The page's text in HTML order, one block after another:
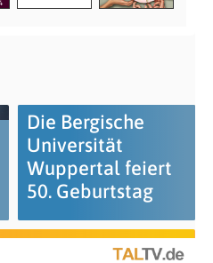
Die Bergische
Universität
Wuppertal feiert
50. Geburtstag